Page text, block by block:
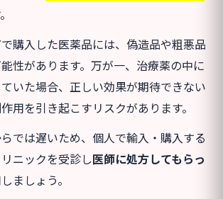
購入した医薬品には、偽造品や粗悪品
性があります。万が一、治療薬の中に
いた場合、正しい効果が期待できない
用を引き起こすリスクがあります。
では遅いため、個人で輸入・購入する
ニックを受診し医師に処方してもらっ
ましょう。